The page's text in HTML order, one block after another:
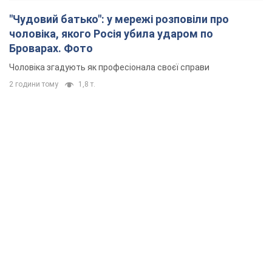
"Чудовий батько": у мережі розповіли про
чоловіка, якого Росія убила ударом по
Броварах. Фото
Чоловіка згадують як професіонала своєї справи
2 години тому 1,8 т.